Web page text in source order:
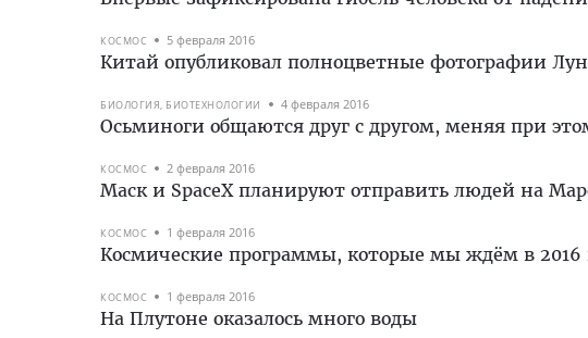
КОСМОС 5 февраля 2016
Китай опубликовал полноцветные фотографии
БИОЛОГИЯ, БИОТЕХНОЛОГИИ 4 февраля 2016
Осьминоги общаются друг с другом, меняя при
КОСМОС 2 февраля 2016
Маск и SpaceX планируют отправить людей на
КОСМОС 1 февраля 2016
Космические программы, которые мы ждём в 2016
КОСМОС 1 февраля 2016
На Плутоне оказалось много воды